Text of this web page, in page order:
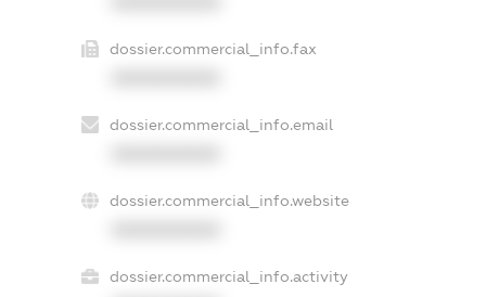
dossier.commercial_info.fax
dossier.commercial_info.email
dossier.commercial_info.website
dossier.commercial_info.activity